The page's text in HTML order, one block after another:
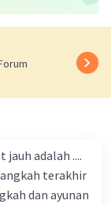
adalah ....
terakhir
dan ayunan